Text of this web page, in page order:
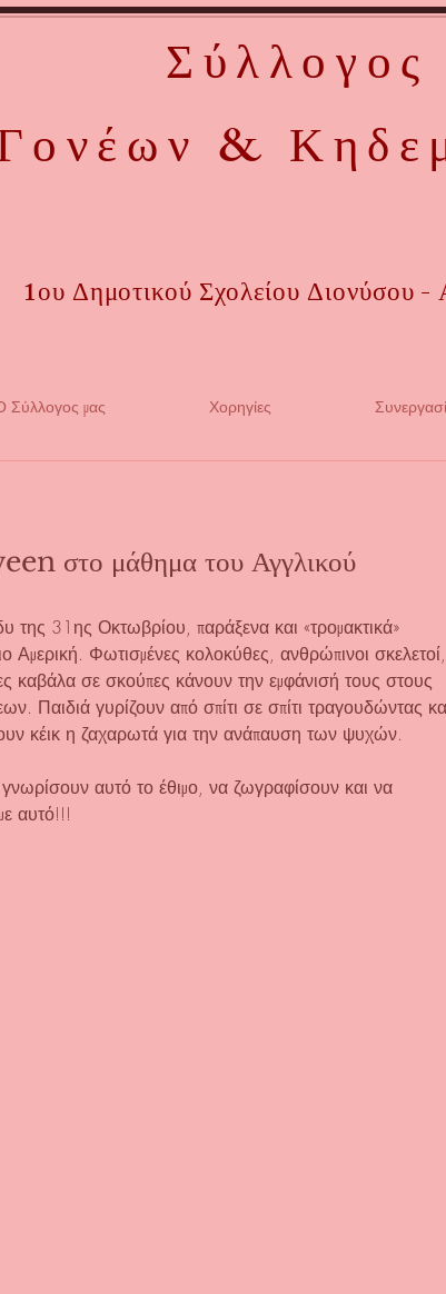
Σύλλογος
&
1ου Δημοτικού Σχολείου Διονύσου -
Σύλλογος μας Χορηγίες
στο μάθημα του Αγγλικού
της 31ης Οκτωβρίου, παράξενα και «τρομακτικά»
Αμερική. Φωτισμένες κολοκύθες, ανθρώπινοι σκελετοί,
καβάλα σε σκούπες κάνουν την εμφάνισή τους στους
Παιδιά γυρίζουν από σπίτι σε σπίτι τραγουδώντας
κέικ η ζαχαρωτά για την ανάπαυση των ψυχών.
γνωρίσουν αυτό το έθιμο, να ζωγραφίσουν και να
αυτό!!!